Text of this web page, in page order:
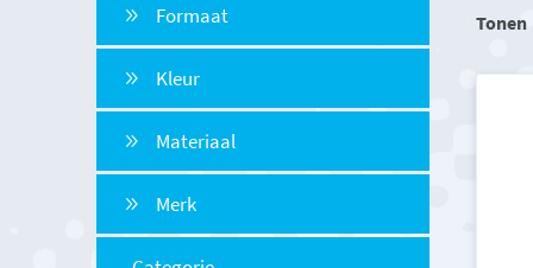
Tonen
Formaat
Kleur
Materiaal
Merk